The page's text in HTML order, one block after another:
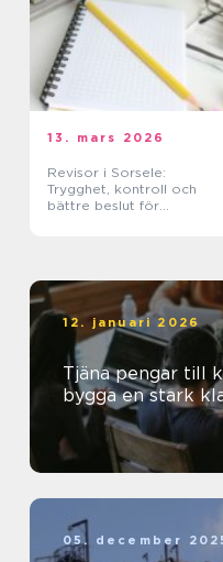
13. mars 2026
Revisor i Sorsele:
Trygghet, kontroll och
bättre beslut för
12. januari 2026
Tjäna pengar till
bygga en stark
05. december